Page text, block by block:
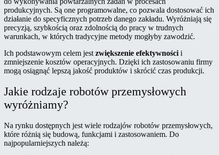
produkcyjnych. Są one programowalne, co pozwala dostosować ich
działanie do specyficznych potrzeb danego zakładu. Wyróżniają się
precyzją, szybkością oraz zdolnością do pracy w trudnych
warunkach, w których tradycyjne metody mogłyby zawodzić.
Ich podstawowym celem jestzwiększenie efektywnościi
zmniejszenie kosztów operacyjnych. Dzięki ich zastosowaniu firmy
mogą osiągnąć lepszą jakość produktów i skrócić czas produkcji.
Jakie rodzaje robotów przemysłowych
wyróżniamy?
Na rynku dostępnych jest wiele rodzajów robotów przemysłowych,
które różnią się budową, funkcjami i zastosowaniem. Do
najpopularniejszych należą: